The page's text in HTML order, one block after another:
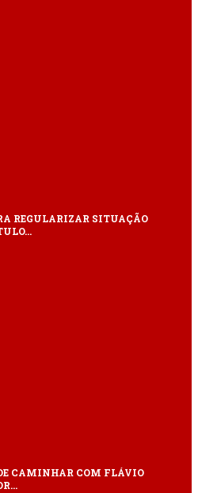
REGULARIZAR SITUAÇÃO
CAMINHAR COM FLÁVIO